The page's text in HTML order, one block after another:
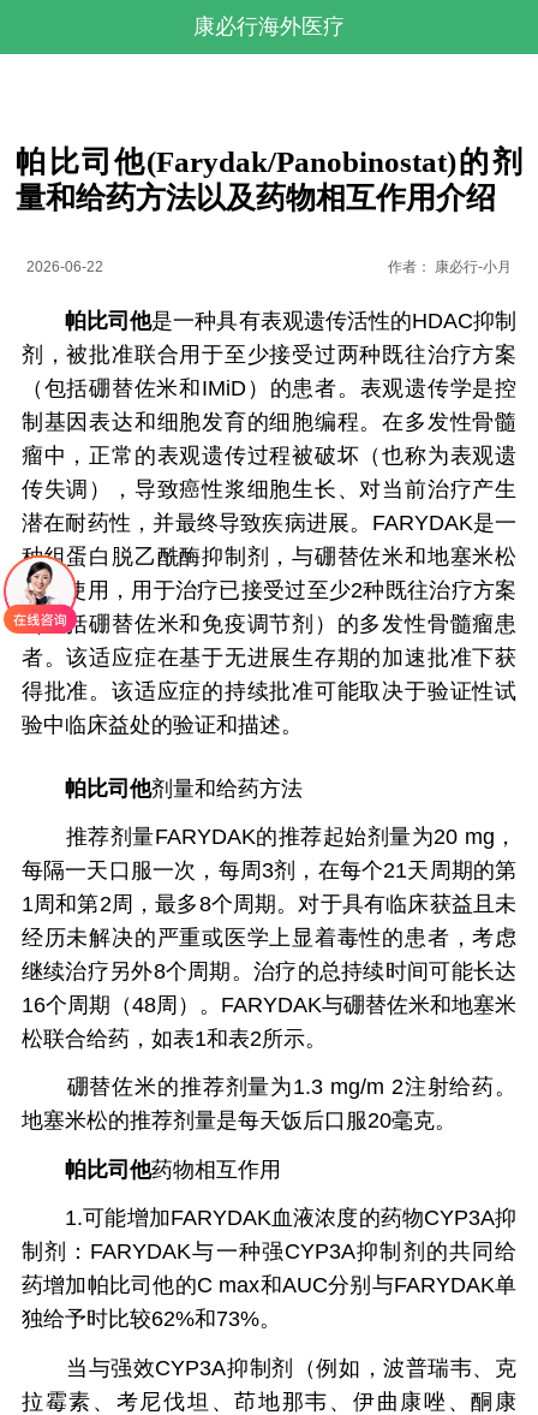
康必行海外医疗
帕比司他(Farydak/Panobinostat)的剂
量和给药方法以及药物相互作用介绍
2026-06-22 作者： 康必行-小月
帕比司他是一种具有表观遗传活性的HDAC抑制
剂，被批准联合用于至少接受过两种既往治疗方案
（包括硼替佐米和IMiD）的患者。表观遗传学是控
制基因表达和细胞发育的细胞编程。在多发性骨髓
瘤中，正常的表观遗传过程被破坏（也称为表观遗
传失调），导致癌性浆细胞生长、对当前治疗产生
潜在耐药性，并最终导致疾病进展。FARYDAK是一
种组蛋白脱乙酰酶抑制剂，与硼替佐米和地塞米松
联合使用，用于治疗已接受过至少2种既往治疗方案
（包括硼替佐米和免疫调节剂）的多发性骨髓瘤患
者。该适应症在基于无进展生存期的加速批准下获
得批准。该适应症的持续批准可能取决于验证性试
验中临床益处的验证和描述。
帕比司他剂量和给药方法
推荐剂量FARYDAK的推荐起始剂量为20 mg，
每隔一天口服一次，每周3剂，在每个21天周期的第
1周和第2周，最多8个周期。对于具有临床获益且未
经历未解决的严重或医学上显着毒性的患者，考虑
继续治疗另外8个周期。治疗的总持续时间可能长达
16个周期（48周）。FARYDAK与硼替佐米和地塞米
松联合给药，如表1和表2所示。
硼替佐米的推荐剂量为1.3 mg/m 2注射给药。
地塞米松的推荐剂量是每天饭后口服20毫克。
帕比司他药物相互作用
1.可能增加FARYDAK血液浓度的药物CYP3A抑
制剂：FARYDAK与一种强CYP3A抑制剂的共同给
药增加帕比司他的C max和AUC分别与FARYDAK单
独给予时比较62%和73%。
当与强效CYP3A抑制剂（例如，波普瑞韦、克
拉霉素、考尼伐坦、茚地那韦、伊曲康唑、酮康